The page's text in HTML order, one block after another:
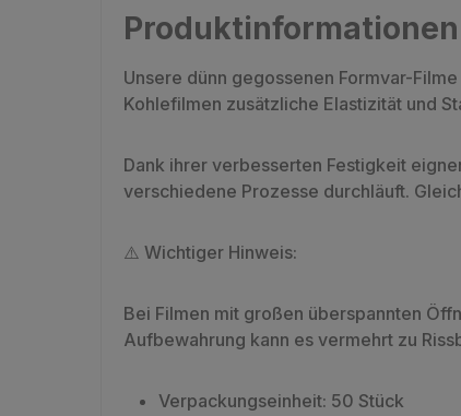
Unsere dünn gegossenen Formvar-
Kohlefilmen zusätzliche Elastizität und
Dank ihrer verbesserten Festigkeit
verschiedene Prozesse durchläuft.
⚠️ Wichtiger Hinweis:
Bei Filmen mit großen überspannten
Aufbewahrung kann es vermehrt zu
Verpackungseinheit: 50 Stück